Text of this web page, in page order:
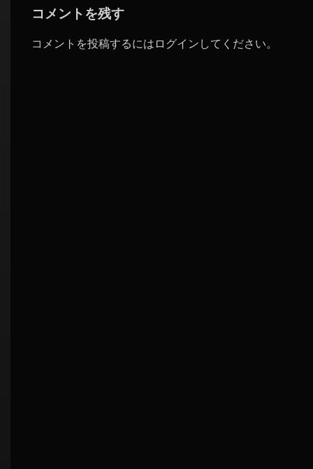
コメントを残す
コメントを投稿するには ログイン してください。